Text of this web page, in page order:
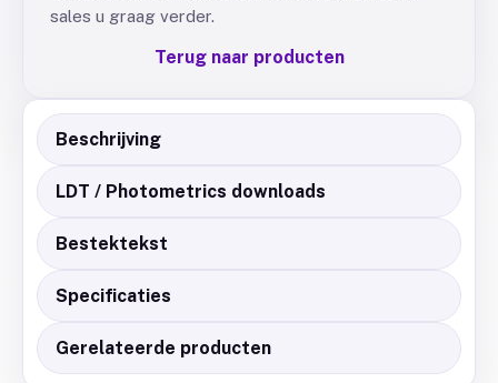
sales u graag verder.
Terug naar producten
Beschrijving
LDT / Photometrics downloads
Bestektekst
Specificaties
Gerelateerde producten